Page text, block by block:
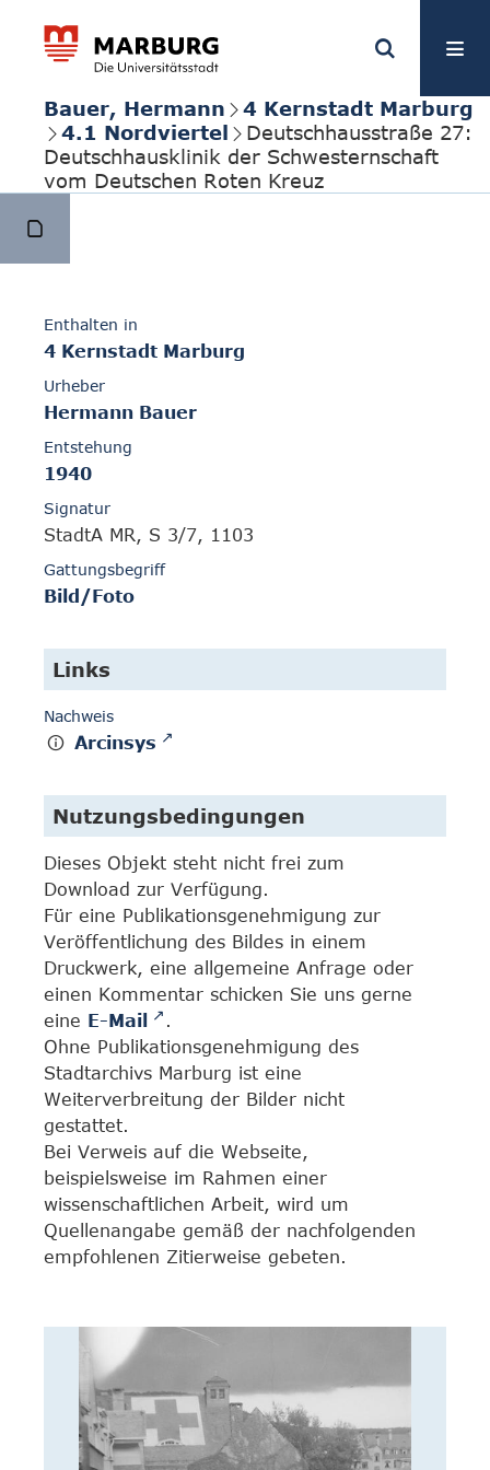
Bauer, Hermann
4 Kernstadt Marburg
4.1 Nordviertel
Deutschhausstraße 27:
Deutschhausklinik der Schwesternschaft
vom Deutschen Roten Kreuz
Enthalten in
4 Kernstadt Marburg
Urheber
Hermann Bauer
Entstehung
1940
Signatur
StadtA MR, S 3/7, 1103
Gattungsbegriff
Bild/Foto
Links
Nachweis
Arcinsys
Nutzungsbedingungen
Dieses Objekt steht nicht frei zum
Download zur Verfügung.
Für eine Publikationsgenehmigung zur
Veröffentlichung des Bildes in einem
Druckwerk, eine allgemeine Anfrage oder
einen Kommentar schicken Sie uns gerne
eine E-Mail
.
Ohne Publikationsgenehmigung des
Stadtarchivs Marburg ist eine
Weiterverbreitung der Bilder nicht
gestattet.
Bei Verweis auf die Webseite,
beispielsweise im Rahmen einer
wissenschaftlichen Arbeit, wird um
Quellenangabe gemäß der nachfolgenden
empfohlenen Zitierweise gebeten.